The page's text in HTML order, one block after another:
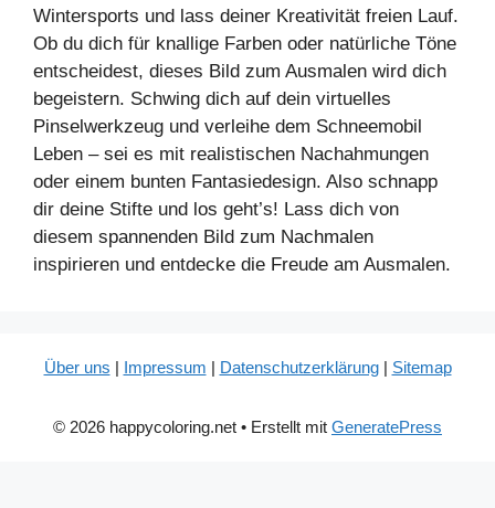
Wintersports und lass deiner Kreativität freien Lauf.
Ob du dich für knallige Farben oder natürliche Töne
entscheidest, dieses Bild zum Ausmalen wird dich
begeistern. Schwing dich auf dein virtuelles
Pinselwerkzeug und verleihe dem Schneemobil
Leben – sei es mit realistischen Nachahmungen
oder einem bunten Fantasiedesign. Also schnapp
dir deine Stifte und los geht’s! Lass dich von
diesem spannenden Bild zum Nachmalen
inspirieren und entdecke die Freude am Ausmalen.
Über uns | Impressum | Datenschutzerklärung| Sitemap
© 2026 happycoloring.net • Erstellt mit GeneratePress